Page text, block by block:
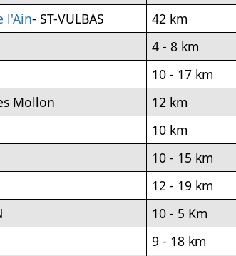
l'Ain- ST-VULBAS
42 km
4 - 8 km
10 - 17 km
Mollon
12 km
10 km
10 - 15 km
12 - 19 km
10 - 5 Km
9 - 18 km